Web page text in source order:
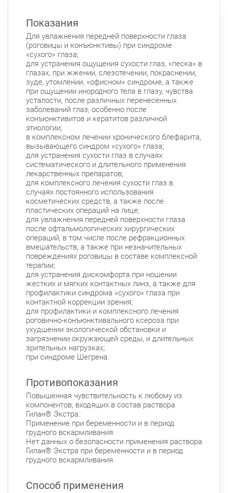
Показания
Для увлажнения передней поверхности глаза
(роговицы и конъюнктивы) при синдроме
«сухого» глаза;
для устранения ощущения сухости глаз, «песка» в
глазах, при жжении, слезотечении, покраснении,
зуде, утомлении, «офисном» синдроме, а также
при ощущении инородного тела в глазу, чувства
усталости, после различных перенесенных
заболеваний глаз, особенно после
конъюнктивитов и кератитов различной
этиологии;
в комплексном лечении хронического блефарита,
вызывающего синдром «сухого» глаза;
для устранения сухости глаз в случаях
систематического и длительного применения
лекарственных препаратов;
для комплексного лечения сухости глаз в
случаях постоянного использования
косметических средств, а также после
пластических операций на лице;
для увлажнения передней поверхности глаза
после офтальмологических хирургических
операций, в том числе после рефракционных
вмешательств, а также при незначительных
повреждениях роговицы в составе комплексной
терапии;
для устранения дискомфорта при ношении
жестких и мягких контактных линз, а также для
профилактики синдрома «сухого» глаза при
контактной коррекции зрения;
для профилактики и комплексного лечения
роговично-конъюнктивального ксероза при
ухудшении экологической обстановки и
загрязнении окружающей среды, и длительных
зрительных нагрузках;
при синдроме Шегрена.
Противопоказания
Повышенная чувствительность к любому из
компонентов, входящих в состав раствора
Гилан® Экстра.
Применение при беременности и в период
грудного вскармливания
Нет данных о безопасности применения раствора
Гилан® Экстра при беременности и в период
грудного вскармливания.
Способ применения